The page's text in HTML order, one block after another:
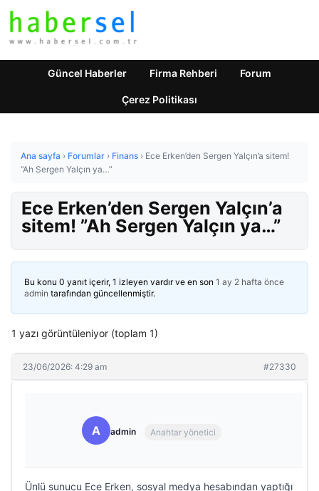
Güncel Haberler Firma Rehberi Forum
Çerez Politikası
Ana sayfa › Forumlar › Finans › Ece Erken’den Sergen Yalçın’a sitem!
”Ah Sergen Yalçın ya…”
Ece Erken’den Sergen Yalçın’a
sitem! ”Ah Sergen Yalçın ya…”
Bu konu 0 yanıt içerir, 1 izleyen vardır ve en son 1 ay 2 hafta önce
admin tarafından güncellenmiştir.
1 yazı görüntüleniyor (toplam 1)
23/06/2026: 4:29 am #27330
A admin Anahtar yönetici
Ünlü sunucu Ece Erken, sosyal medya hesabından yaptığı